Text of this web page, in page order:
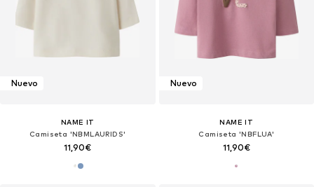
Nuevo
NAME IT
Camiseta 'NBMLAURIDS'
11,90€
Nuevo
NAME IT
Camiseta 'NBFLUA'
11,90€